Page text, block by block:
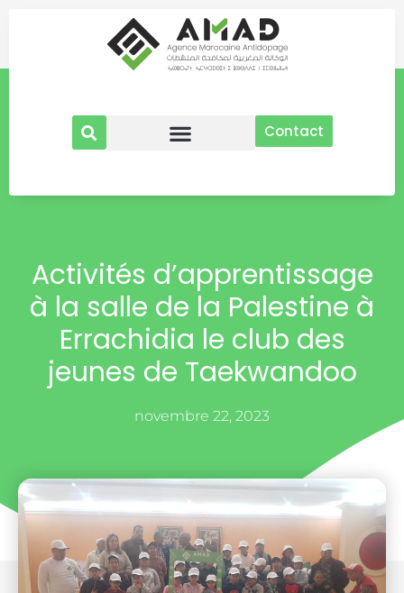
Contact
Activités d’apprentissage
à la salle de la Palestine à
Errachidia le club des
jeunes de Taekwandoo
novembre 22, 2023